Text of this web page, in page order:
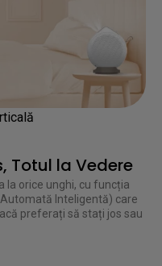
Totul la Vedere
la orice unghi, cu funcția
Inteligentă) care
preferați să stați jos sau